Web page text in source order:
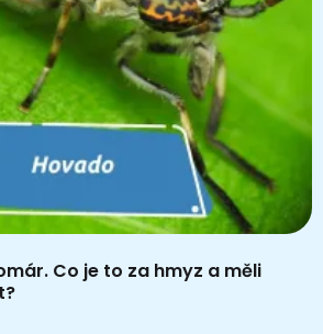
Co je to za hmyz a měli